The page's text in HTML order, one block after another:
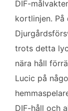
DIF-
kortlinjen. På
trots detta
nära håll
Lucic på
DIF-håll och